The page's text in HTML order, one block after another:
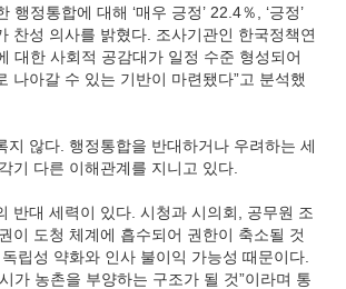
행정통합에 대해 ‘매우 긍정’ 22.4％, ‘긍정’
찬성 의사를 밝혔다. 조사기관인 한국정책연
대한 사회적 공감대가 일정 수준 형성되어
나아갈 수 있는 기반이 마련됐다”고 분석했
지 않다. 행정통합을 반대하거나 우려하는 세
기 다른 이해관계를 지니고 있다.
반대 세력이 있다. 시청과 시의회, 공무원 조
이 도청 체계에 흡수되어 권한이 축소될 것
립성 약화와 인사 불이익 가능성 때문이다.
가 농촌을 부양하는 구조가 될 것”이라며 통